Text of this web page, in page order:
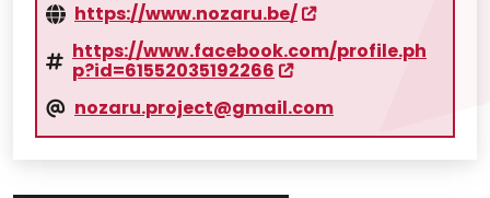
https://www.nozaru.be/
https://www.facebook.com/profile.ph
p?id=61552035192266
nozaru.project@gmail.com